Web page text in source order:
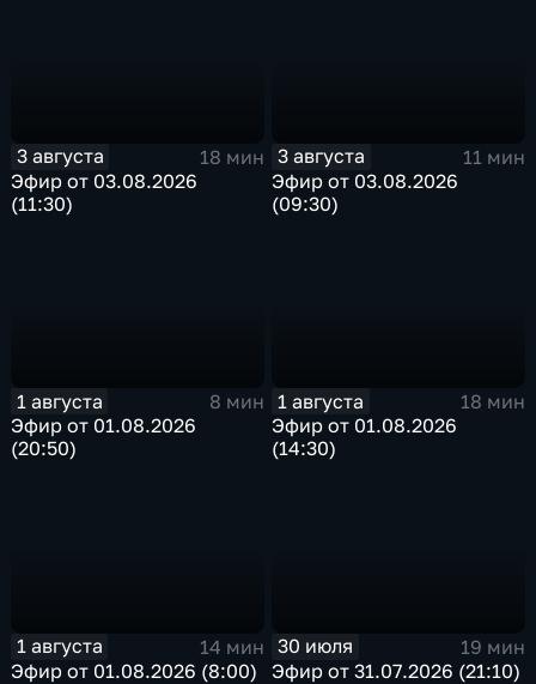
3 августа
18 мин
Эфир от 03.08.2026
(11:30)
3 августа
11 мин
Эфир от 03.08.2026
(09:30)
1 августа
8 мин
Эфир от 01.08.2026
(20:50)
1 августа
18 мин
Эфир от 01.08.2026
(14:30)
1 августа
14 мин
Эфир от 01.08.2026 (8:00)
30 июля
19 мин
Эфир от 31.07.2026 (21:10)